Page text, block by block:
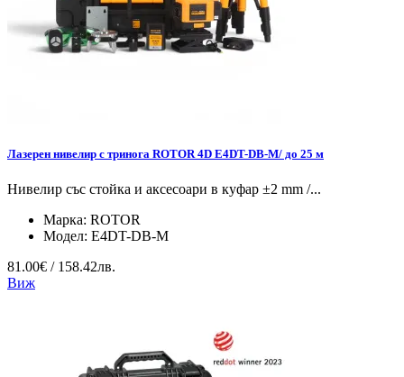
Лазерен нивелир с тринога ROTOR 4D E4DT-DB-M/ до 25 м
Нивелир със стойка и аксесоари в куфар ±2 mm /...
Марка: ROTOR
Модел: E4DT-DB-M
81.00€ / 158.42лв.
Виж